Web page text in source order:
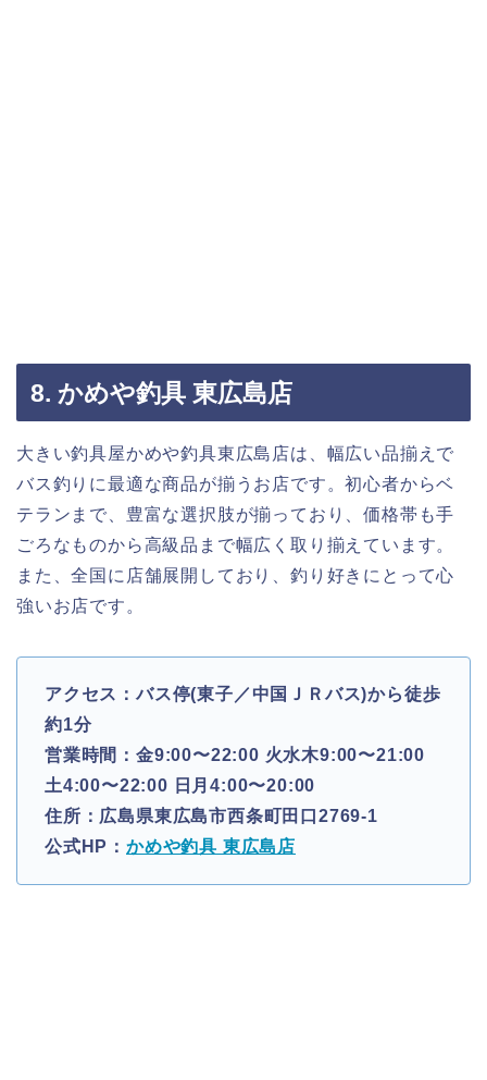
8. かめや釣具 東広島店
大きい釣具屋かめや釣具東広島店は、幅広い品揃えで
バス釣りに最適な商品が揃うお店です。初心者からベ
テランまで、豊富な選択肢が揃っており、価格帯も手
ごろなものから高級品まで幅広く取り揃えています。
また、全国に店舗展開しており、釣り好きにとって心
強いお店です。
アクセス：バス停(東子／中国ＪＲバス)から徒歩
約1分
営業時間：金9:00〜22:00 火水木9:00〜21:00
土4:00〜22:00 日月4:00〜20:00
住所：広島県東広島市西条町田口2769-1
公式HP： かめや釣具 東広島店